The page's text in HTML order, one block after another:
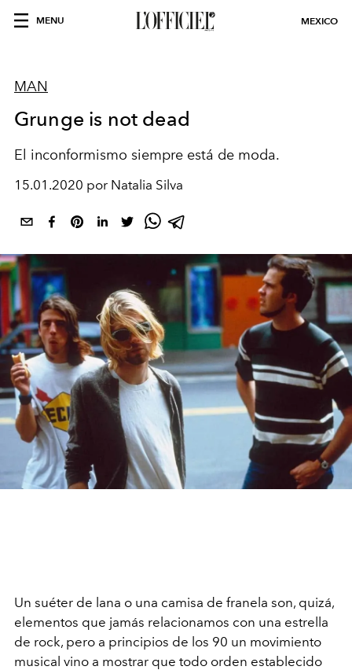
MENU MEXICO
MAN
Grunge is not dead
El inconformismo siempre está de moda.
15.01.2020 por Natalia Silva
Un suéter de lana o una camisa de franela son, quizá,
elementos que jamás relacionamos con una estrella
de rock, pero a principios de los 90 un movimiento
musical vino a mostrar que todo orden establecido